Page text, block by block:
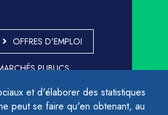
et d'élaborer des statistiques
peut se faire qu'en obtenant, au
OFFRES D'EMPLOI
PUBLICS
DU SITE